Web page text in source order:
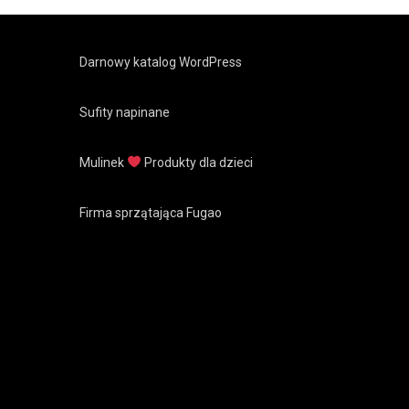
Darnowy katalog WordPress
Sufity napinane
Mulinek Produkty dla dzieci
Firma sprzątająca Fugao